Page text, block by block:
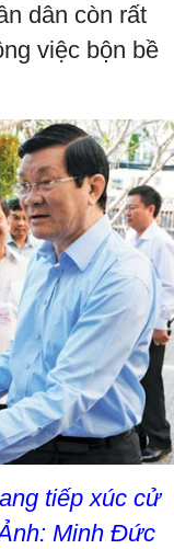
dân còn rất
việc bộn bề
tiếp xúc cử
Minh Đức